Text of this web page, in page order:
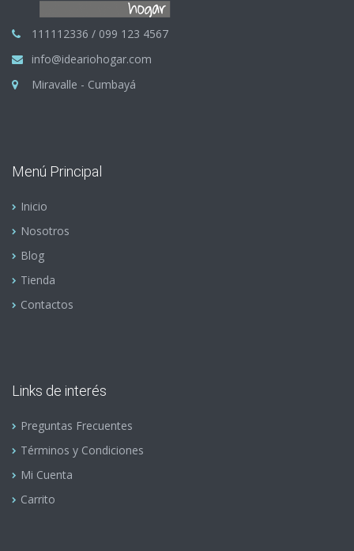
111112336 / 099 123 4567
info@ideariohogar.com
Miravalle - Cumbayá
Menú Principal
Inicio
Nosotros
Blog
Tienda
Contactos
Links de interés
Preguntas Frecuentes
Términos y Condiciones
Mi Cuenta
Carrito